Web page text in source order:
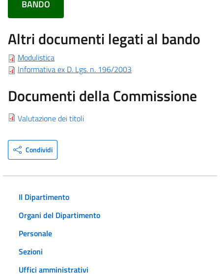
BANDO
Altri documenti legati al bando
Modulistica
Informativa ex D. Lgs. n. 196/2003
Documenti della Commissione
Valutazione dei titoli
Condividi
Il Dipartimento
Organi del Dipartimento
Personale
Sezioni
Uffici amministrativi